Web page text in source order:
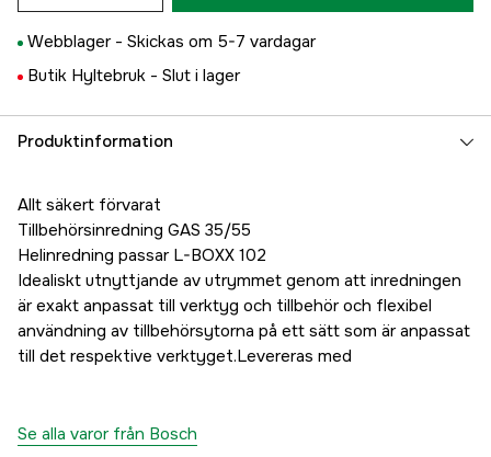
Webblager - Skickas om 5-7 vardagar
Butik Hyltebruk - Slut i lager
Produktinformation
Allt säkert förvarat
Tillbehörsinredning GAS 35/55
Helinredning passar L-BOXX 102
Idealiskt utnyttjande av utrymmet genom att inredningen
är exakt anpassat till verktyg och tillbehör och flexibel
användning av tillbehörsytorna på ett sätt som är anpassat
till det respektive verktyget.Levereras med
Se alla varor från Bosch